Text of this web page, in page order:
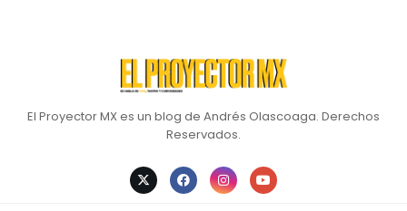
El Proyector MX es un blog de Andrés Olascoaga. Derechos
Reservados.